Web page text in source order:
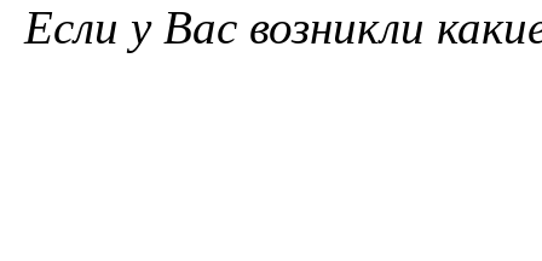
Если у Вас возникли